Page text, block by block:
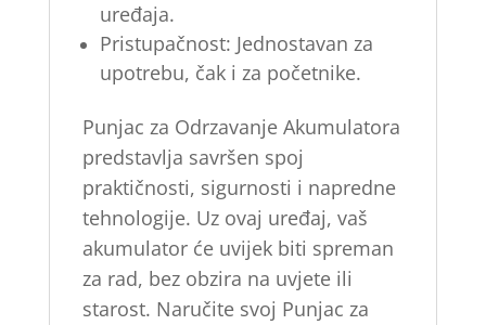
uređaja.
Pristupačnost: Jednostavan za
upotrebu, čak i za početnike.
Punjac za Odrzavanje Akumulatora
predstavlja savršen spoj
praktičnosti, sigurnosti i napredne
tehnologije. Uz ovaj uređaj, vaš
akumulator će uvijek biti spreman
za rad, bez obzira na uvjete ili
starost. Naručite svoj Punjac za